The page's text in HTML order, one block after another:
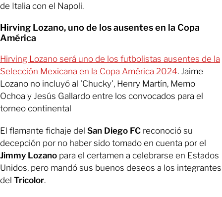
de Italia con el Napoli.
Hirving Lozano, uno de los ausentes en la Copa
América
Hirving Lozano será uno de los futbolistas ausentes de la
Selección Mexicana en la Copa América 2024. Jaime
Lozano no incluyó al 'Chucky', Henry Martín, Memo
Ochoa y Jesús Gallardo entre los convocados para el
torneo continental
El flamante fichaje del San Diego FC reconoció su
decepción por no haber sido tomado en cuenta por el
Jimmy Lozano para el certamen a celebrarse en Estados
Unidos, pero mandó sus buenos deseos a los integrantes
del Tricolor.